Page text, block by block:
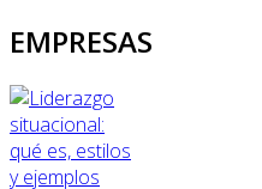
EMPRESAS